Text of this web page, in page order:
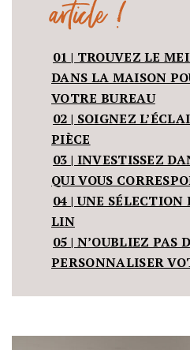
article !
01 | TROUVEZ LE
DANS LA MAISON
VOTRE BUREAU
02 | SOIGNEZ
PIÈCE
03 | INVESTISSEZ
QUI VOUS
04 | UNE SÉLECTION
LIN
05 | N’OUBLIEZ PAS
PERSONNALISER